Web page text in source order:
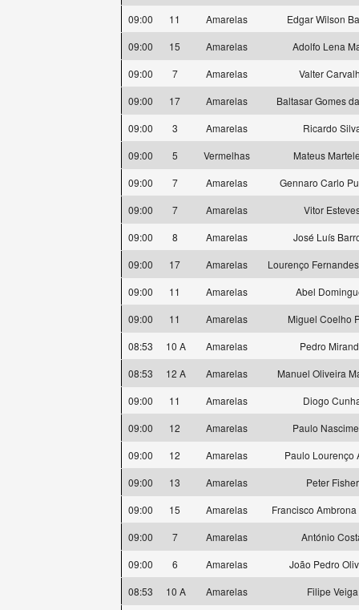
09:00
11 Amarelas
Edgar Wilson
09:00
15 Amarelas
Adolfo Lena
09:00
7 Amarelas
Valter
09:00
17 Amarelas
Baltasar Gomes
09:00
3 Amarelas
Ricardo
09:00
5 Vermelhas
Mateus
09:00
7 Amarelas
Gennaro Carlo
09:00
7 Amarelas
Vitor
09:00
8 Amarelas
José Luís
09:00
17 Amarelas
Lourenço
09:00
11 Amarelas
Abel
09:00
11 Amarelas
Miguel Coelho
08:53
10 A Amarelas
Pedro
08:53
12 A Amarelas
Manuel Oliveira
09:00
11 Amarelas
Diogo
09:00
12 Amarelas
Paulo
09:00
12 Amarelas
Paulo Lourenço
09:00
13 Amarelas
Peter Fisher
09:00
15 Amarelas
Francisco
09:00
7 Amarelas
António
09:00
6 Amarelas
João Pedro
08:53
10 A Amarelas
Filipe Veiga